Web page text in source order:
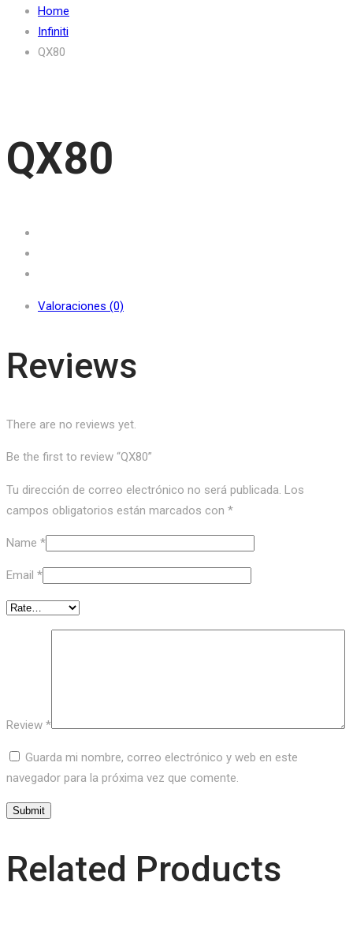
Home
Infiniti
QX80
QX80
Valoraciones (0)
Reviews
There are no reviews yet.
Be the first to review “QX80”
Tu dirección de correo electrónico no será publicada. Los
campos obligatorios están marcados con *
Name *
Email *
Review *
Guarda mi nombre, correo electrónico y web en este
navegador para la próxima vez que comente.
Related Products